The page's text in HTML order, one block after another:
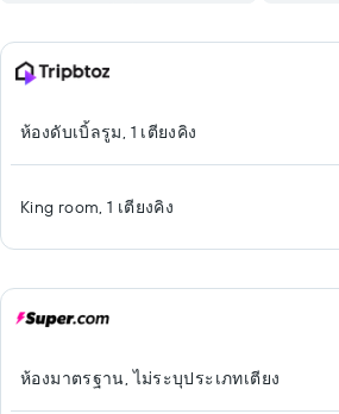
ห้องดับเบิ้ลรูม, 1 เตียงคิง
King room, 1 เตียงคิง
ห้องมาตรฐาน, ไม่ระบุประเภทเตียง